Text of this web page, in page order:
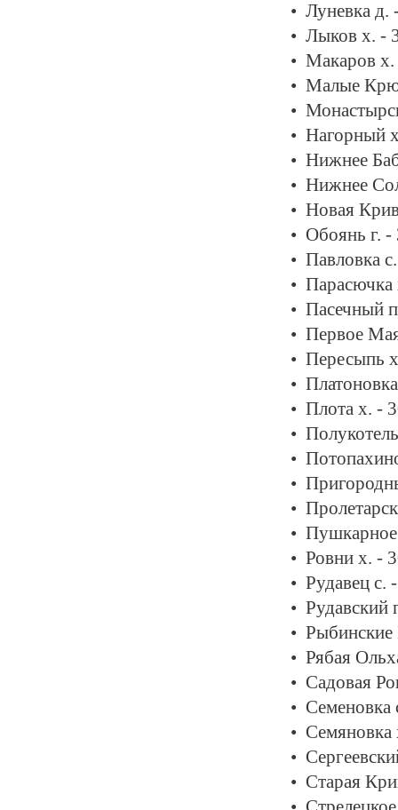
Луневка д.
Лыков х. -
Макаров
Малые
Нагорный
Нижнее
Нижнее
Новая
Обоянь г. -
Павловка
Парасючка
Пасечный
Первое
Пересыпь
Плота х. -
Ровни х. -
Рудавец с.
Рудавский
Рыбинские
Рябая
Садовая
Семеновка
Семяновка
Старая